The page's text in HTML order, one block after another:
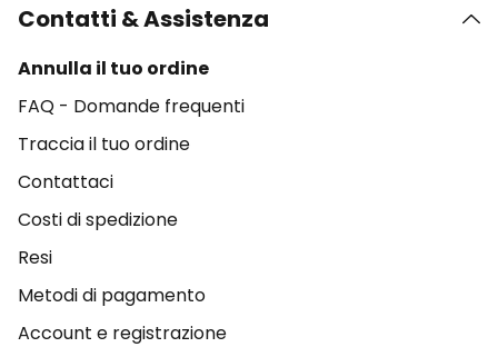
Contatti & Assistenza
Annulla il tuo ordine
FAQ - Domande frequenti
Traccia il tuo ordine
Contattaci
Costi di spedizione
Resi
Metodi di pagamento
Account e registrazione